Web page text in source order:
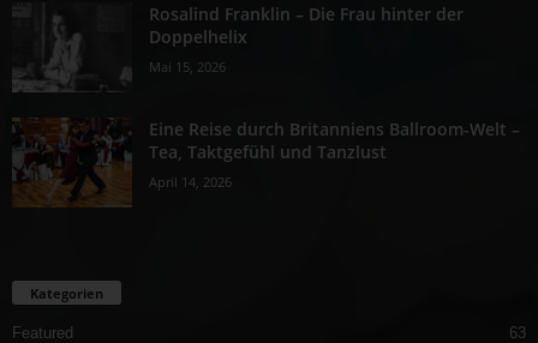
Rosalind Franklin – Die Frau hinter der
Doppelhelix
Mai 15, 2026
Eine Reise durch Britanniens Ballroom-Welt –
Tea, Taktgefühl und Tanzlust
April 14, 2026
Kategorien
Featured
63